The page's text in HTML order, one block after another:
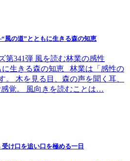
風の道”とともに生きる森の知恵
第341弾 風を読む林業の感性
に生きる森の知恵 林業は「感性の
。 木を見る目、森の声を聞く耳、
覚。 風向きを読むことは…
け口を追い口を極める一日